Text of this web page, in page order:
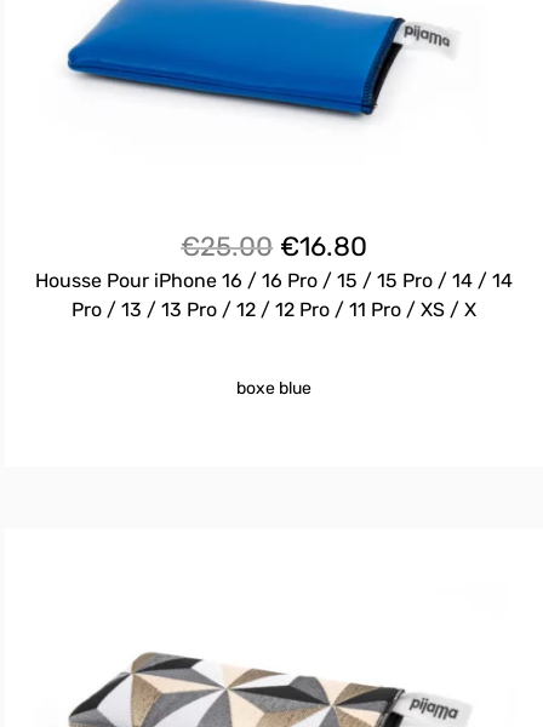
€25.00 Le
prix
initial
€16.80
prix
actuel
Housse Pour iPhone 16 / 16 Pro / 15 / 15 Pro / 14 / 14
Pro / 13 / 13 Pro / 12 / 12 Pro / 11 Pro / XS / X
boxe blue